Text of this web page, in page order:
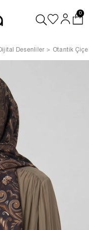
0
Dijital Desenliler Otantik